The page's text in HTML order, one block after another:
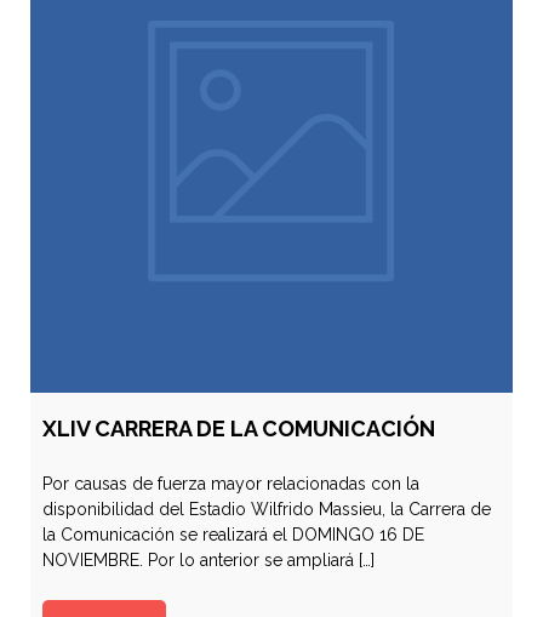
XLIV CARRERA DE LA COMUNICACIÓN
Por causas de fuerza mayor relacionadas con la
disponibilidad del Estadio Wilfrido Massieu, la Carrera de
la Comunicación se realizará el DOMINGO 16 DE
NOVIEMBRE. Por lo anterior se ampliará […]